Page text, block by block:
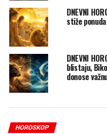
DNEVNI
stiže
DNEVNI
blistaju,
donose
HOROSKOP